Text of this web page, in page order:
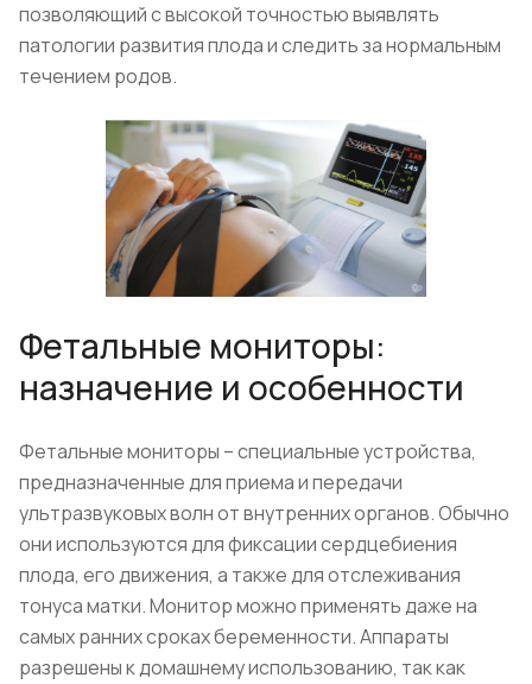
позволяющий с высокой точностью выявлять
патологии развития плода и следить за нормальным
течением родов.
Фетальные мониторы:
назначение и особенности
Фетальные мониторы – специальные устройства,
предназначенные для приема и передачи
ультразвуковых волн от внутренних органов. Обычно
они используются для фиксации сердцебиения
плода, его движения, а также для отслеживания
тонуса матки. Монитор можно применять даже на
самых ранних сроках беременности. Аппараты
разрешены к домашнему использованию, так как